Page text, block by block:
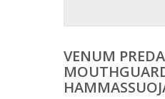
VENUM